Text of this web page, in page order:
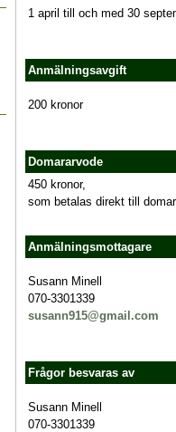
1 april till och med 30
Anmälningsavgift
200 kronor
Domararvode
450 kronor,
som betalas direkt till
Anmälningsmottagare
Susann Minell
070-3301339
susann915@gmail.com
Frågor besvaras av
Susann Minell
070-3301339